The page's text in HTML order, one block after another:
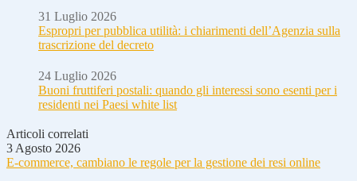
31 Luglio 2026
Espropri per pubblica utilità: i chiarimenti dell’Agenzia sulla
trascrizione del decreto
24 Luglio 2026
Buoni fruttiferi postali: quando gli interessi sono esenti per i
residenti nei Paesi white list
Articoli correlati
3 Agosto 2026
E-commerce, cambiano le regole per la gestione dei resi online